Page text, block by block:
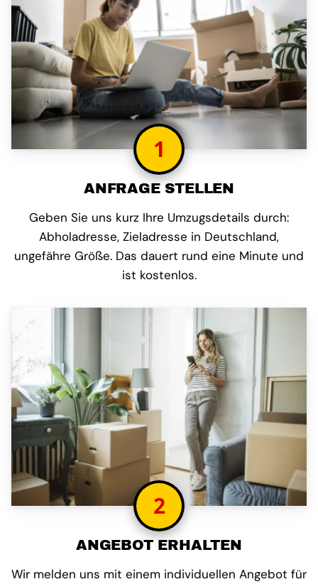
1
ANFRAGE STELLEN
Geben Sie uns kurz Ihre Umzugsdetails durch:
Abholadresse, Zieladresse in Deutschland,
ungefähre Größe. Das dauert rund eine Minute und
ist kostenlos.
2
ANGEBOT ERHALTEN
Wir melden uns mit einem individuellen Angebot für